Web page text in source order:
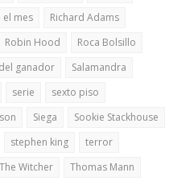
el mes
Richard Adams
Robin Hood
Roca Bolsillo
ganador
Salamandra
serie
sexto piso
Siega
Sookie Stackhouse
stephen king
terror
The Witcher
Thomas Mann